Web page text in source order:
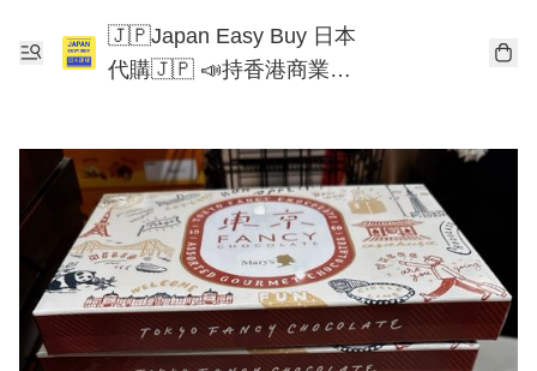
🇯🇵Japan Easy Buy 日本
代購🇯🇵 📣持香港商業登